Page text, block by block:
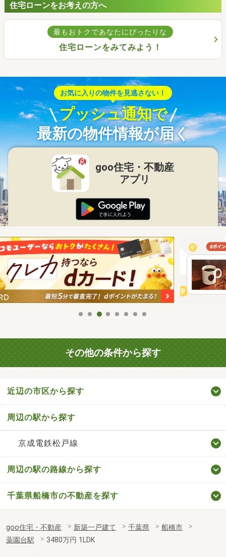
住宅ローンをお考えの方へ
最もおトクであなたにぴったりな
住宅ローンをみてみよう！
お気に入りの物件を見逃さない！
プッシュ通知で
最新の物件情報が届く
goo住宅・不動産
アプリ
その他の条件から探す
近辺の市区から探す
周辺の駅から探す
京成電鉄松戸線
周辺の駅の路線から探す
千葉県船橋市の不動産を探す
goo住宅・不動産 新築一戸建て 千葉県
船橋市
薬園台駅
3480万円 1LDK